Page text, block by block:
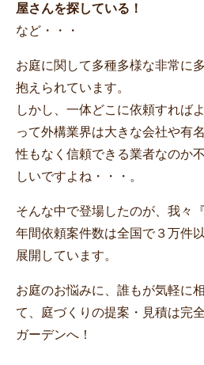
屋さんを探している！
など・・・
お庭に関して多種多様な非常に
抱えられています。
しかし、一体どこに依頼すれば
って外構業界は大きな会社や有
性もなく信頼できる業者なのか
しいですよね・・・。
そんな中で登場したのが、我々
年間依頼案件数は全国で３万件
展開しています。
お庭のお悩みに、誰もが気軽に
て、庭づくりの提案・見積は完
ガーデンへ！